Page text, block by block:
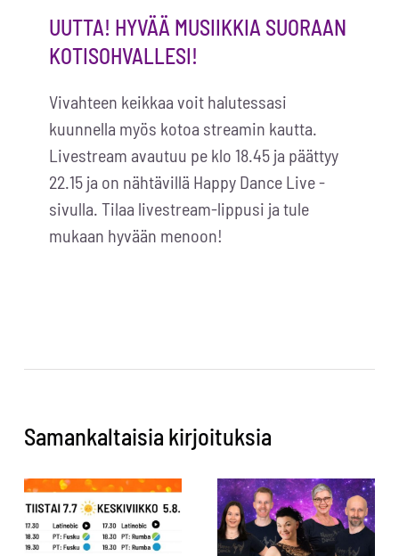
UUTTA! HYVÄÄ MUSIIKKIA SUORAAN
KOTISOHVALLESI!
Vivahteen keikkaa voit halutessasi
kuunnella myös kotoa streamin kautta.
Livestream avautuu pe klo 18.45 ja päättyy
22.15 ja on nähtävillä Happy Dance Live -
sivulla. Tilaa livestream-lippusi ja tule
mukaan hyvään menoon!
Samankaltaisia kirjoituksia